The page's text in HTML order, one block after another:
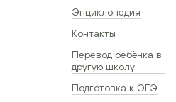
Энциклопедия
Контакты
Перевод ребёнка в
другую школу
Подготовка к ОГЭ